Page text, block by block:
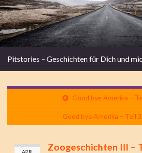
Pitstories – Geschichten für Dich und
Good bye Amerika –
Good bye Amerika – Teil
APR. Zoogeschichten III –